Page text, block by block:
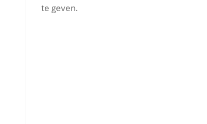
te geven.